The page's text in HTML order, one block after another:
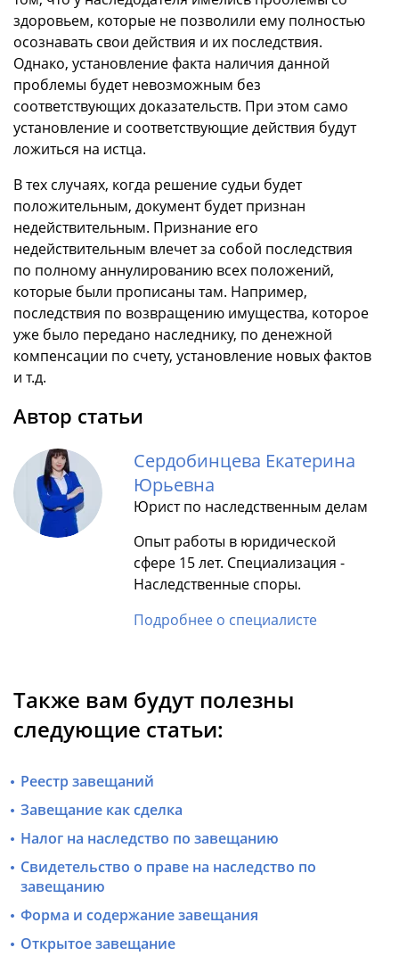
здоровьем, которые не позволили ему полностью
осознавать свои действия и их последствия.
Однако, установление факта наличия данной
проблемы будет невозможным без
соответствующих доказательств. При этом само
установление и соответствующие действия будут
ложиться на истца.
В тех случаях, когда решение судьи будет
положительным, документ будет признан
недействительным. Признание его
недействительным влечет за собой последствия
по полному аннулированию всех положений,
которые были прописаны там. Например,
последствия по возвращению имущества, которое
уже было передано наследнику, по денежной
компенсации по счету, установление новых фактов
и т.д.
Автор статьи
Сердобинцева Екатерина
Юрьевна
Юрист по наследственным делам
Опыт работы в юридической
сфере 15 лет. Специализация -
Наследственные споры.
Подробнее о специалисте
Также вам будут полезны
следующие статьи:
Реестр завещаний
Завещание как сделка
Налог на наследство по завещанию
Свидетельство о праве на наследство по
завещанию
Форма и содержание завещания
Открытое завещание